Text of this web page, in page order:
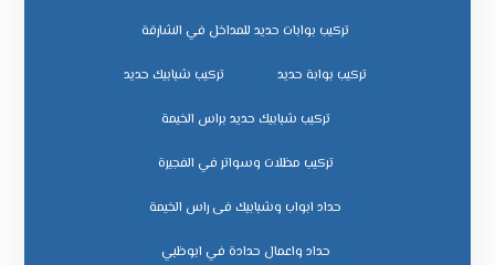
تركيب بوابات حديد للمداخل في الشارقة
تركيب بوابة حديد تركيب شبابيك حديد
تركيب شبابيك حديد براس الخيمة
تركيب مظلات وسواتر في الفجيرة
حداد ابواب وشبابيك فى راس الخيمة
حداد واعمال حدادة في ابوظبي